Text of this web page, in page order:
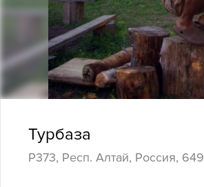
Турбаза
Р373, Респ. Алтай, Россия,